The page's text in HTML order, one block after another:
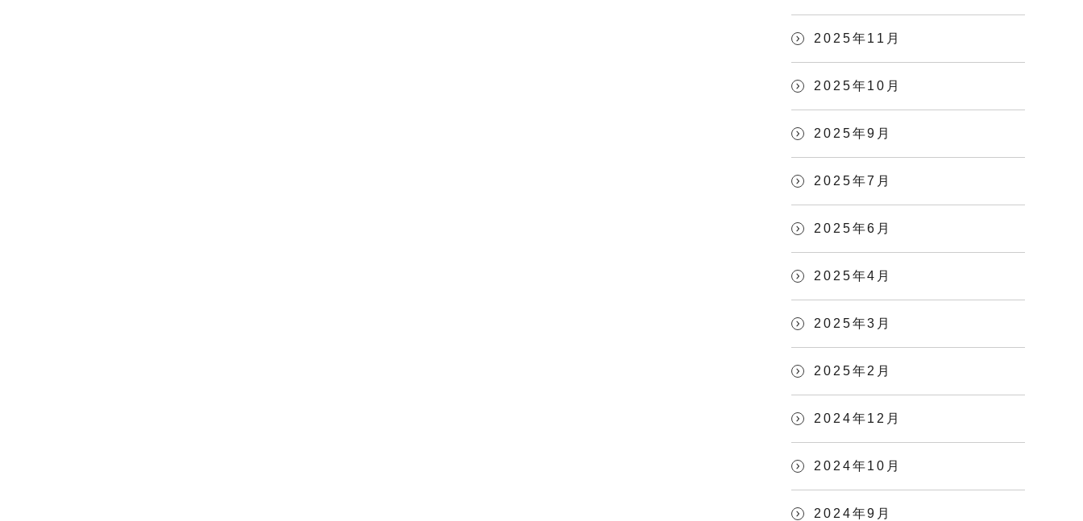
2025年11月
2025年10月
2025年9月
2025年7月
2025年6月
2025年4月
2025年3月
2025年2月
2024年12月
2024年10月
2024年9月